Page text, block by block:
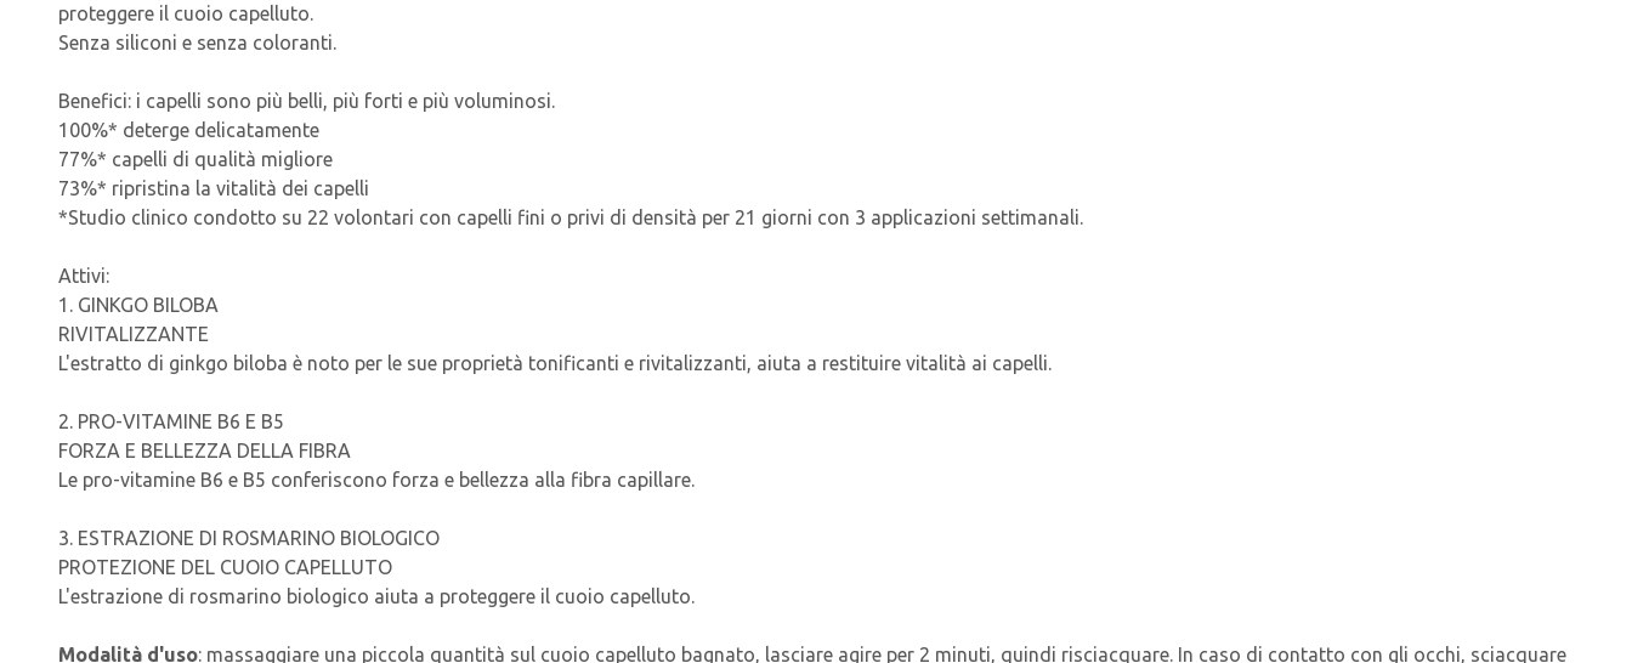
proteggere il cuoio capelluto.
Senza siliconi e senza coloranti.
Benefici: i capelli sono più belli, più forti e più voluminosi.
100%* deterge delicatamente
77%* capelli di qualità migliore
73%* ripristina la vitalità dei capelli
*Studio clinico condotto su 22 volontari con capelli fini o privi di densità per 21 giorni con 3 applicazioni settimanali.
Attivi:
1. GINKGO BILOBA
RIVITALIZZANTE
L'estratto di ginkgo biloba è noto per le sue proprietà tonificanti e rivitalizzanti, aiuta a restituire vitalità ai capelli.
2. PRO-VITAMINE B6 E B5
FORZA E BELLEZZA DELLA FIBRA
Le pro-vitamine B6 e B5 conferiscono forza e bellezza alla fibra capillare.
3. ESTRAZIONE DI ROSMARINO BIOLOGICO
PROTEZIONE DEL CUOIO CAPELLUTO
L'estrazione di rosmarino biologico aiuta a proteggere il cuoio capelluto.
Modalità d'uso: massaggiare una piccola quantità sul cuoio capelluto bagnato, lasciare agire per 2 minuti, quindi risciacquare. In caso di contatto con gli occhi, sciacquare